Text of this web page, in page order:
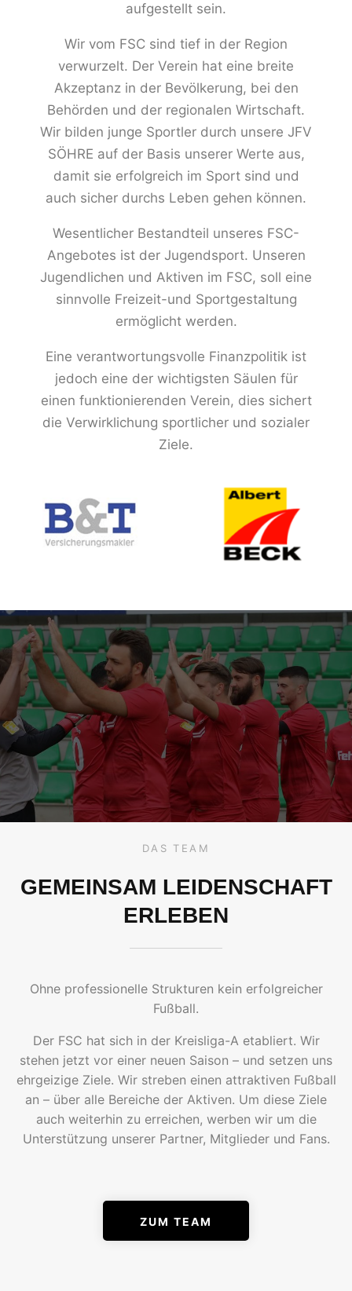
aufgestellt sein.
Wir vom FSC sind tief in der Region
verwurzelt. Der Verein hat eine breite
Akzeptanz in der Bevölkerung, bei den
Behörden und der regionalen Wirtschaft.
Wir bilden junge Sportler durch unsere JFV
SÖHRE auf der Basis unserer Werte aus,
damit sie erfolgreich im Sport sind und
auch sicher durchs Leben gehen können.
Wesentlicher Bestandteil unseres FSC-
Angebotes ist der Jugendsport. Unseren
Jugendlichen und Aktiven im FSC, soll eine
sinnvolle Freizeit-und Sportgestaltung
ermöglicht werden.
Eine verantwortungsvolle Finanzpolitik ist
jedoch eine der wichtigsten Säulen für
einen funktionierenden Verein, dies sichert
die Verwirklichung sportlicher und sozialer
Ziele.
DAS TEAM
GEMEINSAM LEIDENSCHAFT
ERLEBEN
Ohne professionelle Strukturen kein erfolgreicher
Fußball.
Der FSC hat sich in der Kreisliga-A etabliert. Wir
stehen jetzt vor einer neuen Saison – und setzen uns
ehrgeizige Ziele. Wir streben einen attraktiven Fußball
an – über alle Bereiche der Aktiven. Um diese Ziele
auch weiterhin zu erreichen, werben wir um die
Unterstützung unserer Partner, Mitglieder und Fans.
ZUM TEAM